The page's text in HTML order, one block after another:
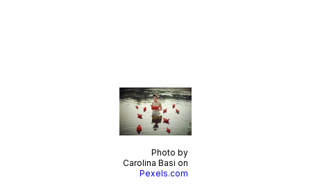
Photo by
Carolina Basi on
Pexels.com